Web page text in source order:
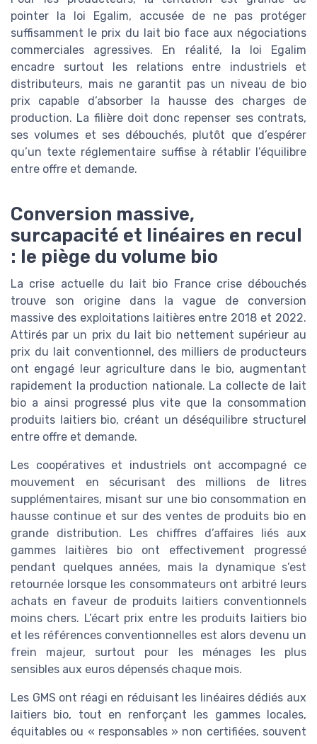
pointer la loi Egalim, accusée de ne pas protéger
suffisamment le prix du lait bio face aux négociations
commerciales agressives. En réalité, la loi Egalim
encadre surtout les relations entre industriels et
distributeurs, mais ne garantit pas un niveau de bio
prix capable d’absorber la hausse des charges de
production. La filière doit donc repenser ses contrats,
ses volumes et ses débouchés, plutôt que d’espérer
qu’un texte réglementaire suffise à rétablir l’équilibre
entre offre et demande.
Conversion massive,
surcapacité et linéaires en recul
: le piège du volume bio
La crise actuelle du lait bio France crise débouchés
trouve son origine dans la vague de conversion
massive des exploitations laitières entre 2018 et 2022.
Attirés par un prix du lait bio nettement supérieur au
prix du lait conventionnel, des milliers de producteurs
ont engagé leur agriculture dans le bio, augmentant
rapidement la production nationale. La collecte de lait
bio a ainsi progressé plus vite que la consommation
produits laitiers bio, créant un déséquilibre structurel
entre offre et demande.
Les coopératives et industriels ont accompagné ce
mouvement en sécurisant des millions de litres
supplémentaires, misant sur une bio consommation en
hausse continue et sur des ventes de produits bio en
grande distribution. Les chiffres d’affaires liés aux
gammes laitières bio ont effectivement progressé
pendant quelques années, mais la dynamique s’est
retournée lorsque les consommateurs ont arbitré leurs
achats en faveur de produits laitiers conventionnels
moins chers. L’écart prix entre les produits laitiers bio
et les références conventionnelles est alors devenu un
frein majeur, surtout pour les ménages les plus
sensibles aux euros dépensés chaque mois.
Les GMS ont réagi en réduisant les linéaires dédiés aux
laitiers bio, tout en renforçant les gammes locales,
équitables ou « responsables » non certifiées, souvent